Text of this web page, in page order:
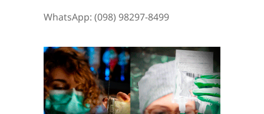
WhatsApp: (098) 98297-8499